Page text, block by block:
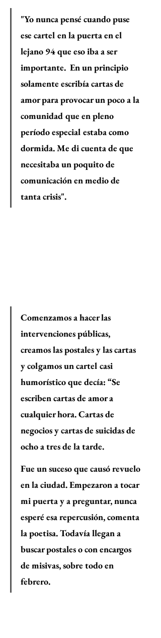
"Yo nunca pensé cuando puse
ese cartel en la puerta en el
lejano 94 que eso iba a ser
importante.  En un principio
solamente escribía cartas de
amor para provocar un poco a la
comunidad que en pleno
período especial estaba como
dormida. Me di cuenta de que
necesitaba un poquito de
comunicación en medio de
tanta crisis".
Comenzamos a hacer las
intervenciones públicas,
creamos las postales y las cartas
y colgamos un cartel casi
humorístico que decía: “Se
escriben cartas de amor a
cualquier hora. Cartas de
negocios y cartas de suicidas de
ocho a tres de la tarde.
Fue un suceso que causó revuelo
en la ciudad. Empezaron a tocar
mi puerta y a preguntar, nunca
esperé esa repercusión, comenta
la poetisa. Todavía llegan a
buscar postales o con encargos
de misivas, sobre todo en
febrero.